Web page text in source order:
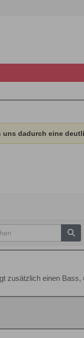
dadurch eine
zusätzlich einen